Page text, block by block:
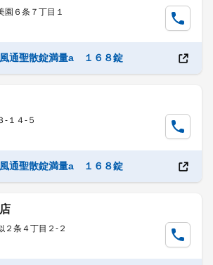
園６条７丁目１
通聖散錠満量a １６８錠
-１４-５
通聖散錠満量a １６８錠
２条４丁目２-２